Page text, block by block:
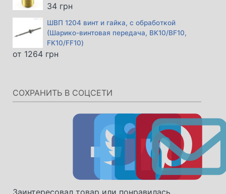
34 грн
ШВП 1204 винт и гайка, с обработкой
(Шарико-винтовая передача, BK10/BF10,
FK10/FF10)
от 1264 грн
СОХРАНИТЬ В СОЦСЕТИ
Заинтересовал товар или понравилась